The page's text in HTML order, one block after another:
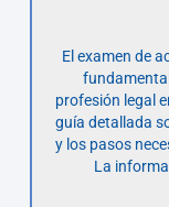
El examen de
profesión legal
guía detallada
y los pasos
La